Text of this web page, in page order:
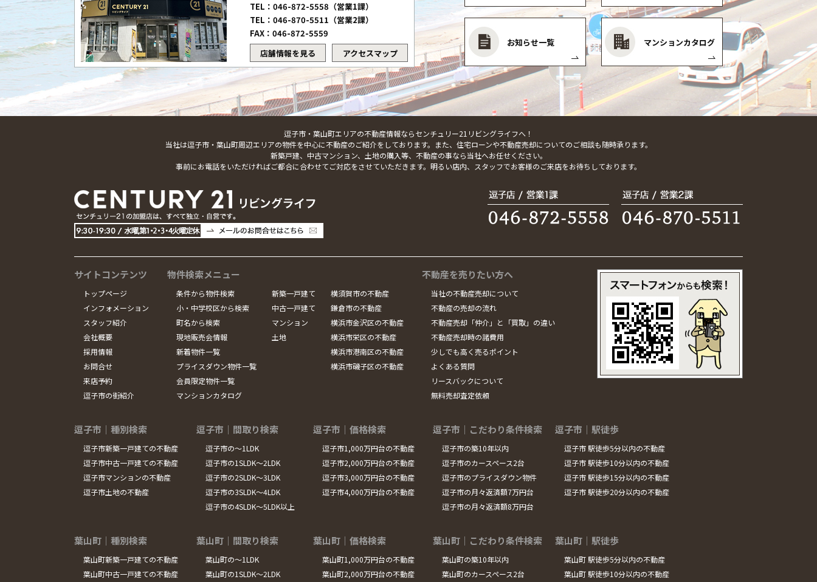
TEL：046-872-5558（営業1課）
TEL：046-870-5511（営業2課）
FAX：046-872-5559
店舗情報を見る
アクセスマップ
お知らせ一覧 マンションカタログ
逗子市・葉山町エリアの不動産情報ならセンチュリー21リビングライフへ！
当社は逗子市・葉山町周辺エリアの物件を中心に不動産のご紹介をしております。また、住宅ローンや不動産売却についてのご相談も随時承ります。
新築戸建、中古マンション、土地の購入等、不動産の事なら当社へお任せください。
事前にお電話をいただければご都合に合わせてご対応をさせていただきます。明るい店内、スタッフでお客様のご来店をお待ちしております。
サイトコンテンツ
トップページ
インフォメーション
スタッフ紹介
会社概要
採用情報
お問合せ
来店予約
逗子市の街紹介
物件検索メニュー
条件から物件検索
小・中学校区から検索
町名から検索
現地販売会情報
新着物件一覧
プライスダウン物件一覧
会員限定物件一覧
マンションカタログ
新築一戸建て
中古一戸建て
マンション
土地
横須賀市の不動産
鎌倉市の不動産
横浜市金沢区の不動産
横浜市栄区の不動産
横浜市港南区の不動産
横浜市磯子区の不動産
不動産を売りたい方へ
当社の不動産売却について
不動産の売却の流れ
不動産売却「仲介」と「買取」の違い
不動産売却時の諸費用
少しでも高く売るポイント
よくある質問
リースバックについて
無料売却査定依頼
逗子市｜種別検索
逗子市新築一戸建ての不動産
逗子市中古一戸建ての不動産
逗子市マンションの不動産
逗子市土地の不動産
逗子市｜間取り検索
逗子市の～1LDK
逗子市の1SLDK～2LDK
逗子市の2SLDK～3LDK
逗子市の3SLDK～4LDK
逗子市の4SLDK～5LDK以上
逗子市｜価格検索
逗子市1,000万円台の不動産
逗子市2,000万円台の不動産
逗子市3,000万円台の不動産
逗子市4,000万円台の不動産
逗子市｜こだわり条件検索
逗子市の築10年以内
逗子市のカースペース2台
逗子市のプライスダウン物件
逗子市の月々返済額7万円台
逗子市の月々返済額8万円台
逗子市｜駅徒歩
逗子市 駅徒歩5分以内の不動産
逗子市 駅徒歩10分以内の不動産
逗子市 駅徒歩15分以内の不動産
逗子市 駅徒歩20分以内の不動産
葉山町｜種別検索
葉山町新築一戸建ての不動産
葉山町中古一戸建ての不動産
葉山町｜間取り検索
葉山町の～1LDK
葉山町の1SLDK～2LDK
葉山町｜価格検索
葉山町1,000万円台の不動産
葉山町2,000万円台の不動産
葉山町｜こだわり条件検索
葉山町の築10年以内
葉山町のカースペース2台
葉山町｜駅徒歩
葉山町 駅徒歩5分以内の不動産
葉山町 駅徒歩10分以内の不動産